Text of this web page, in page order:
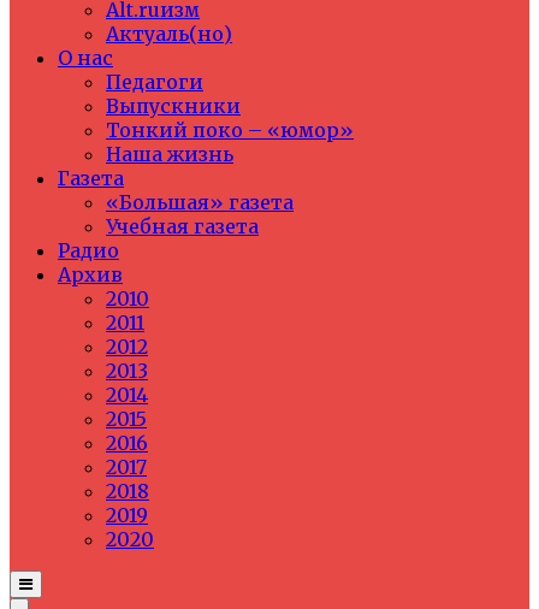
Alt.ruизм
Актуаль(но)
О нас
Педагоги
Выпускники
Тонкий поко – «юмор»
Наша жизнь
Газета
«Большая» газета
Учебная газета
Радио
Архив
2010
2011
2012
2013
2014
2015
2016
2017
2018
2019
2020